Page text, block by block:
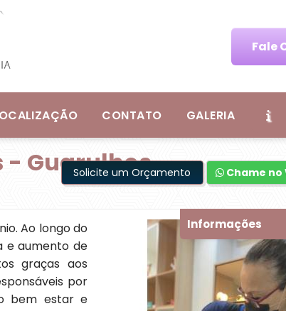
Fale
CONTATO GALERIA
- Guarulhos
Solicite um Orçamento Chame no
Ao longo do
e aumento de
graças aos
por
bem estar e
Informações